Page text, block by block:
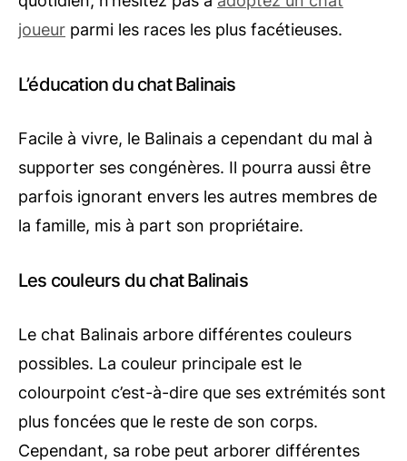
joueur parmi les races les plus facétieuses.
L’éducation du chat Balinais
Facile à vivre, le Balinais a cependant du mal à
supporter ses congénères. Il pourra aussi être
parfois ignorant envers les autres membres de
la famille, mis à part son propriétaire.
Les couleurs du chat Balinais
Le chat Balinais arbore différentes couleurs
possibles. La couleur principale est le
colourpoint c’est-à-dire que ses extrémités sont
plus foncées que le reste de son corps.
Cependant, sa robe peut arborer différentes